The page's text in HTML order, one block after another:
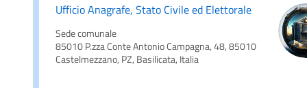
Ufficio Anagrafe, Stato Civile ed Elettorale
Sede comunale
85010 P.zza Conte Antonio Campagna, 48, 85010
Castelmezzano, PZ, Basilicata, Italia